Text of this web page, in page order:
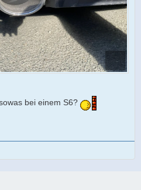
bei einem S6?